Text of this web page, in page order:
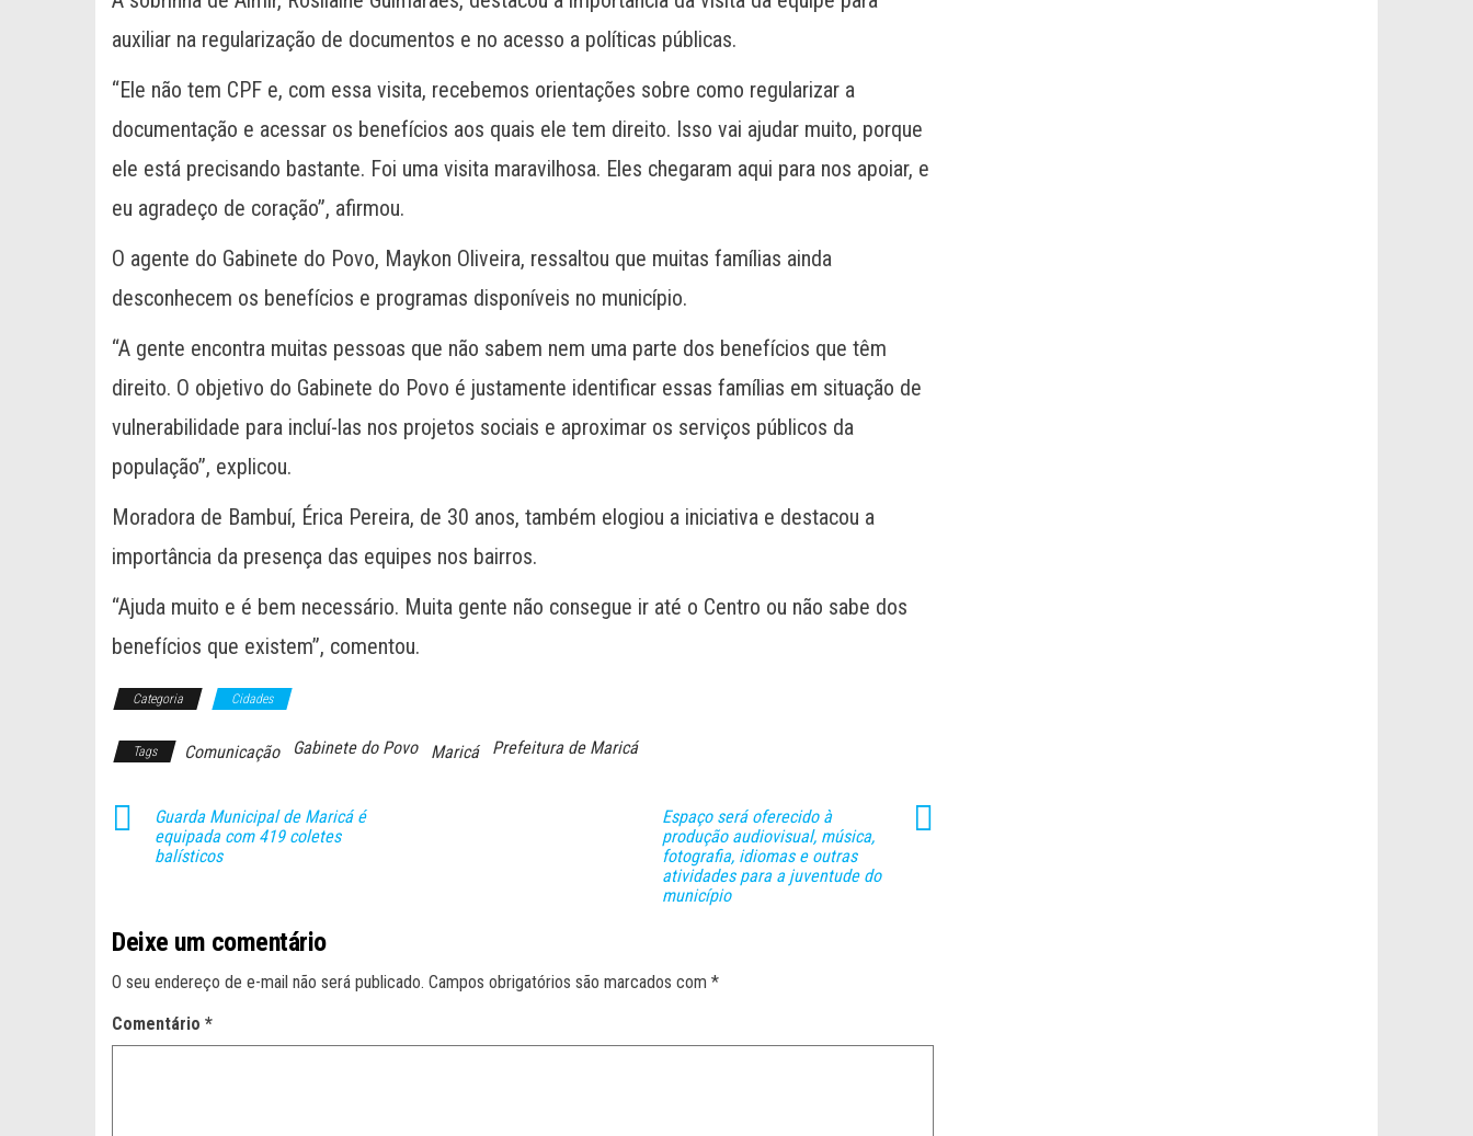
auxiliar na regularização de documentos e no acesso a políticas públicas.
“Ele não tem CPF e, com essa visita, recebemos orientações sobre como regularizar a
documentação e acessar os benefícios aos quais ele tem direito. Isso vai ajudar muito, porque
ele está precisando bastante. Foi uma visita maravilhosa. Eles chegaram aqui para nos apoiar, e
eu agradeço de coração”, afirmou.
O agente do Gabinete do Povo, Maykon Oliveira, ressaltou que muitas famílias ainda
desconhecem os benefícios e programas disponíveis no município.
“A gente encontra muitas pessoas que não sabem nem uma parte dos benefícios que têm
direito. O objetivo do Gabinete do Povo é justamente identificar essas famílias em situação de
vulnerabilidade para incluí-las nos projetos sociais e aproximar os serviços públicos da
população”, explicou.
Moradora de Bambuí, Érica Pereira, de 30 anos, também elogiou a iniciativa e destacou a
importância da presença das equipes nos bairros.
“Ajuda muito e é bem necessário. Muita gente não consegue ir até o Centro ou não sabe dos
benefícios que existem”, comentou.
Categoria Cidades
Tags Comunicação Gabinete do Povo Maricá Prefeitura de Maricá
Guarda Municipal de Maricá é
equipada com 419 coletes
balísticos
Espaço será oferecido à
produção audiovisual, música,
fotografia, idiomas e outras
atividades para a juventude do
município
Deixe um comentário
O seu endereço de e-mail não será publicado. Campos obrigatórios são marcados com *
Comentário *